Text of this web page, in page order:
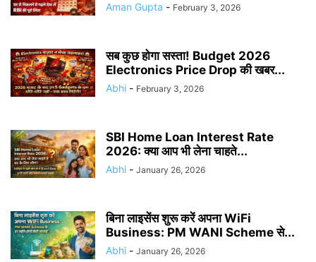
Aman Gupta - February 3, 2026
सब कुछ होगा सस्ता! Budget 2026
Electronics Price Drop की खबर...
Abhi - February 3, 2026
SBI Home Loan Interest Rate
2026: क्या आप भी लेना चाहते...
Abhi - January 26, 2026
बिना लाइसेंस शुरू करें अपना WiFi
Business: PM WANI Scheme से...
Abhi - January 26, 2026